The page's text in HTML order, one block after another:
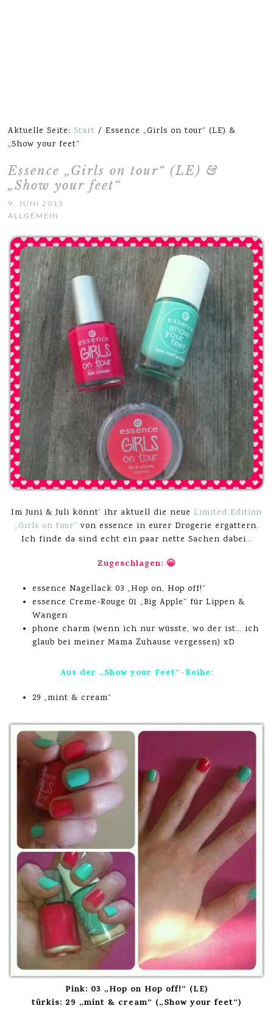
Aktuelle Seite:Start / Essence „Girls on tour“ (LE) &
„Show your feet“
Essence „Girls on tour“ (LE) &
„Show your feet“
9. JUNI 2013
ALLGEMEIN
Im Juni & Juli könnt‘ ihr aktuell die neue Limited Edition
„Girls on tour“ von essence in eurer Drogerie ergattern.
Ich finde da sind echt ein paar nette Sachen dabei…
Zugeschlagen: 😀
essence Nagellack 03 „Hop on, Hop off!“
essence Creme-Rouge 01 „Big Apple“ für Lippen &
Wangen
phone charm (wenn ich nur wüsste, wo der ist… ich
glaub bei meiner Mama Zuhause vergessen) xD
Aus der „Show your Feet“-Reihe:
29 „mint & cream“
Pink: 03 „Hop on Hop off!“ (LE)
türkis: 29 „mint & cream“ („Show your feet“)